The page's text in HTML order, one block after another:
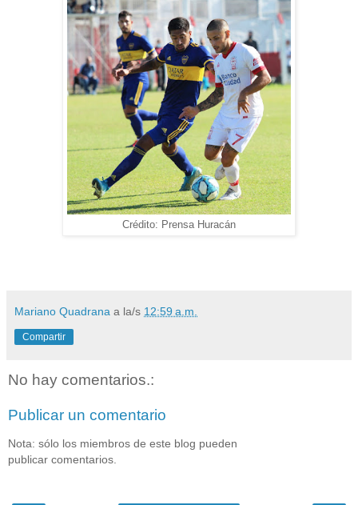
Crédito: Prensa Huracán
Mariano Quadrana a la/s 12:59 a.m.
Compartir
No hay comentarios.:
Publicar un comentario
Nota: sólo los miembros de este blog pueden
publicar comentarios.